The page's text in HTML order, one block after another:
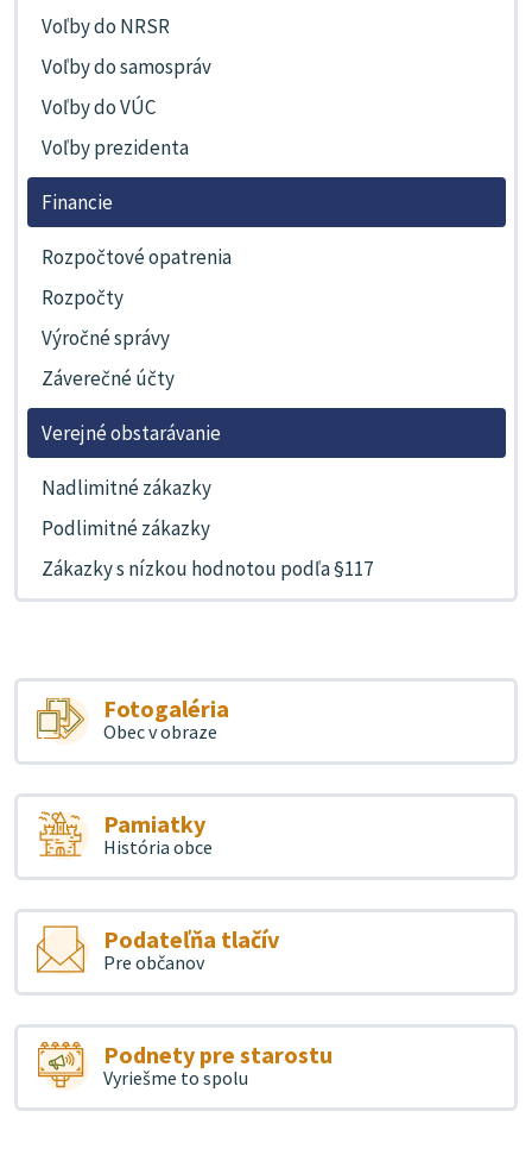
Voľby do NRSR
Voľby do samospráv
Voľby do VÚC
Voľby prezidenta
Financie
Rozpočtové opatrenia
Rozpočty
Výročné správy
Záverečné účty
Verejné obstarávanie
Nadlimitné zákazky
Podlimitné zákazky
Zákazky s nízkou hodnotou podľa §117
Fotogaléria
Obec v obraze
Pamiatky
História obce
Podateľňa tlačív
Pre občanov
Podnety pre starostu
Vyriešme to spolu